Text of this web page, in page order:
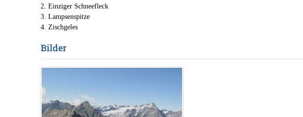
2. Einziger Schneefleck
3. Lampsenspitze
4. Zischgeles
Bilder